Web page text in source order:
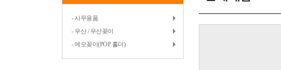
- 사무용품
- 우산 / 우산꽂이
- 메모꽂이(POP 홀더)